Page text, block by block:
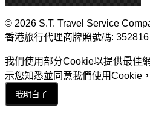
© 2026 S.T. Travel Service
香港旅行代理商牌照號碼: 352816
我們使用部分Cookie以提供最佳
示您知悉並同意我們使用Cookie
我明白了